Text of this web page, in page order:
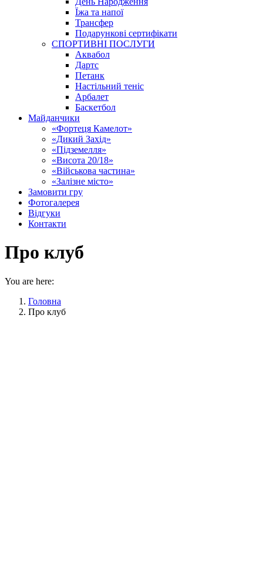
Їжа та напої
Трансфер
Подарункові сертифікати
СПОРТИВНІ ПОСЛУГИ
Аквабол
Дартс
Петанк
Настільний теніс
Арбалет
Баскетбол
Майданчики
«Фортеця Камелот»
«Дикий Захід»
«Підземелля»
«Висота 20/18»
«Військова частина»
«Залізне місто»
Замовити гру
Фотогалерея
Відгуки
Контакти
Про клуб
You are here:
Головна
Про клуб